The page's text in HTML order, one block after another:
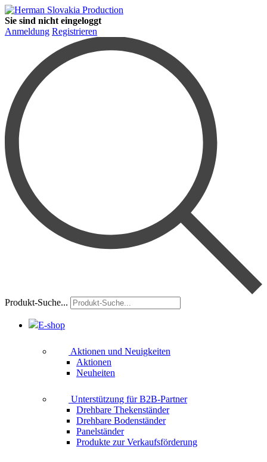
Sie sind nicht eingeloggt
Anmeldung Registrieren
Produkt-Suche...
E-shop
Aktionen und Neuigkeiten
Aktionen
Neuheiten
Unterstützung für B2B-Partner
Drehbare Thekenständer
Drehbare Bodenständer
Panelständer
Produkte zur Verkaufsförderung